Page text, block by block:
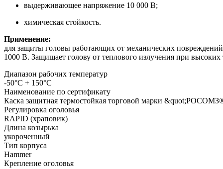
выдерживающее напряжение 10 000 В;
химическая стойкость.
Применение:
для защиты головы работающих от механических
1000 В. Защищает голову от теплового излучения при
Диапазон рабочих температур
-50°C + 150°C
Наименование по сертификату
Каска защитная термостойкая торговой марки
Регулировка оголовья
RAPID (храповик)
Длина козырька
укороченный
Тип корпуса
Hammer
Крепление оголовья